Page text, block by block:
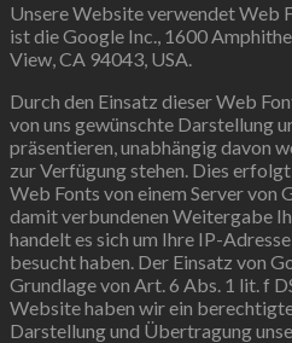
Unsere Website verwendet Web
ist die Google Inc., 1600
View, CA 94043, USA.
Durch den Einsatz dieser Web
von uns gewünschte Darstellung
präsentieren, unabhängig davon
zur Verfügung stehen. Dies
Web Fonts von einem Server von
damit verbundenen Weitergabe
handelt es sich um Ihre IP-
besucht haben. Der Einsatz von
Grundlage von Art. 6 Abs. 1 lit. f
Website haben wir ein
Darstellung und Übertragung